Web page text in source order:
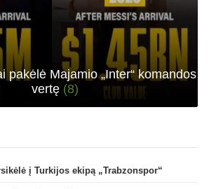
pakėlė Majamio „Inter“ komandos
vertę (8)
į Turkijos ekipą „Trabzonspor“